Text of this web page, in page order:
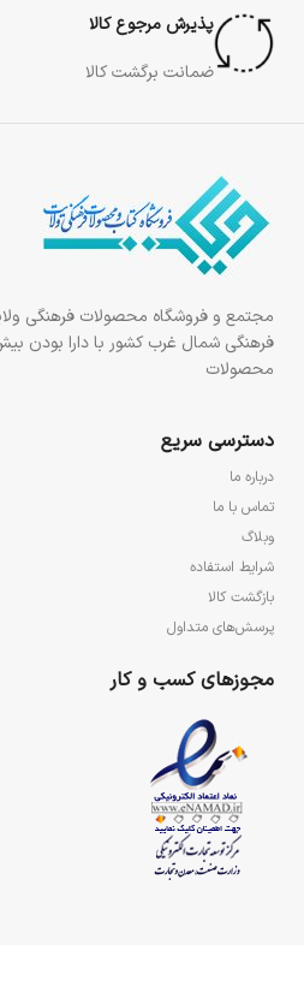
پذیرش مرجوع کالا
ضمانت برگشت کالا
مجتمع و فروشگاه محصولات فرهنگی
فرهنگی شمال غرب کشور با دارا بودن
محصولات
دسترسی سریع
درباره ما
تماس با ما
وبلاگ
شرایط استفاده
بازگشت کالا
پرسش‌های متداول
مجوزهای کسب و کار